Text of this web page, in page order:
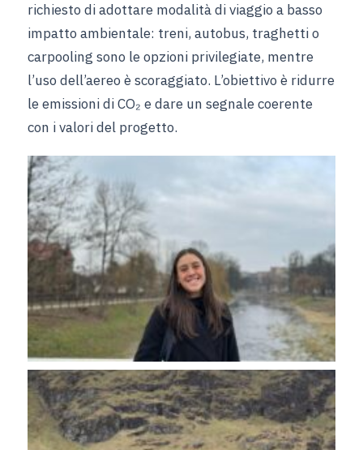
richiesto di adottare modalità di viaggio a basso
impatto ambientale: treni, autobus, traghetti o
carpooling sono le opzioni privilegiate, mentre
l’uso dell’aereo è scoraggiato. L’obiettivo è ridurre
le emissioni di CO₂ e dare un segnale coerente
con i valori del progetto.